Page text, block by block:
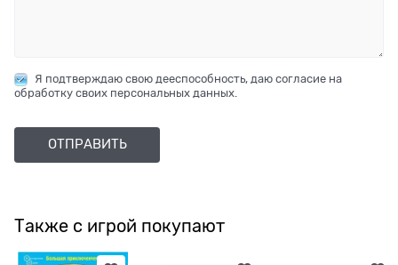
Я подтверждаю свою дееспособность, даю согласие на
обработку своих персональных данных.
Также с игрой покупают